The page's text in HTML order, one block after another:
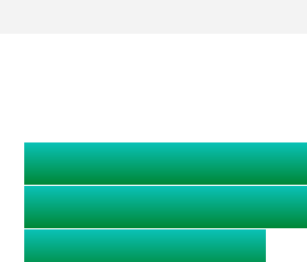
Отзывы о
зубов в
Классик Дент